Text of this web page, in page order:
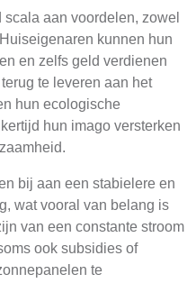
aan voordelen, zowel
kunnen hun
en zelfs geld verdienen
te leveren aan het
hun ecologische
hun imago versterken
bij aan een stabielere en
wat vooral van belang is
van een constante stroom
ook subsidies of
te